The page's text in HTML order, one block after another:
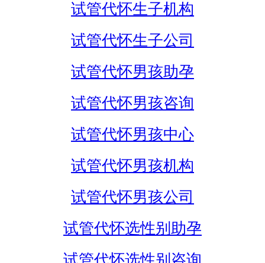
试管代怀生子机构
试管代怀生子公司
试管代怀男孩助孕
试管代怀男孩咨询
试管代怀男孩中心
试管代怀男孩机构
试管代怀男孩公司
试管代怀选性别助孕
试管代怀选性别咨询